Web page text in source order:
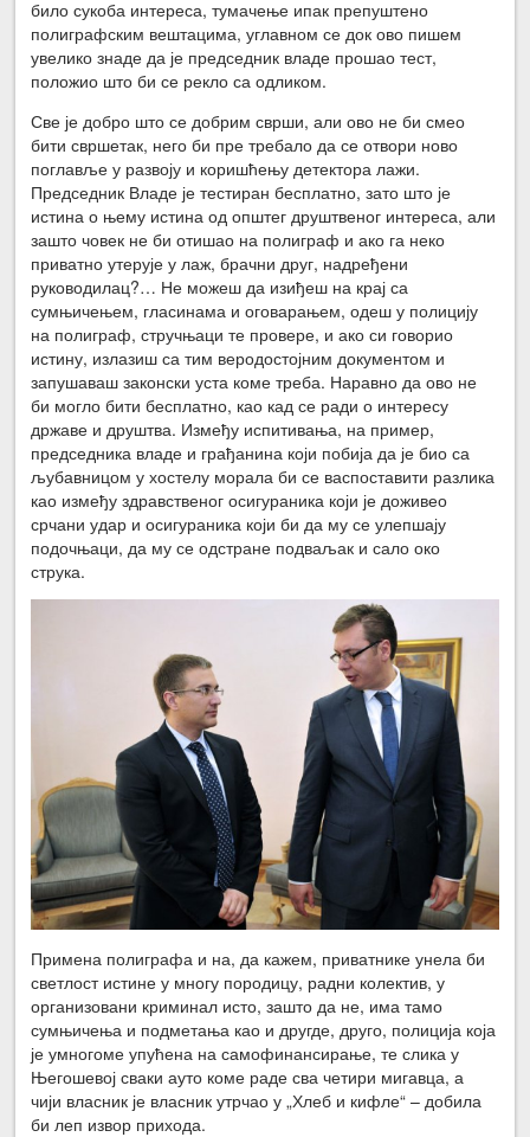
било сукоба интереса, тумачење ипак препуштено
полиграфским вештацима, углавном се док ово пишем
увелико знаде да је председник владе прошао тест,
положио што би се рекло са одликом.
Све је добро што се добрим сврши, али ово не би смео
бити свршетак, него би пре требало да се отвори ново
поглавље у развоју и коришћењу детектора лажи.
Председник Владе је тестиран бесплатно, зато што је
истина о њему истина од општег друштвеног интереса, али
зашто човек не би отишао на полиграф и ако га неко
приватно утерује у лаж, брачни друг, надређени
руководилац?… Не можеш да изиђеш на крај са
сумњичењем, гласинама и оговарањем, одеш у полицију
на полиграф, стручњаци те провере, и ако си говорио
истину, излазиш са тим веродостојним документом и
запушаваш законски уста коме треба. Наравно да ово не
би могло бити бесплатно, као кад се ради о интересу
државе и друштва. Између испитивања, на пример,
председника владе и грађанина који побија да је био са
љубавницом у хостелу морала би се васпоставити разлика
као између здравственог осигураника који је доживео
срчани удар и осигураника који би да му се улепшају
подочњаци, да му се одстране подваљак и сало око
струка.
Примена полиграфа и на, да кажем, приватнике унела би
светлост истине у многу породицу, радни колектив, у
организовани криминал исто, зашто да не, има тамо
сумњичења и подметања као и другде, друго, полиција која
је умногоме упућена на самофинансирање, те слика у
Његошевој сваки ауто коме раде сва четири мигавца, а
чији власник је власник утрчао у „Хлеб и кифле“ – добила
би леп извор прихода.